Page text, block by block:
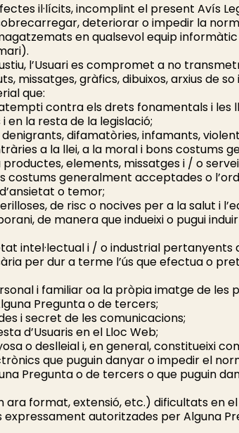
il·lícits, incomplint el present Avís
deteriorar o impedir la
en qualsevol equip
l’Usuari es compromet a no
missatges, gràfics, dibuixos, arxius de
que:
contra els drets fonamentals i les
la resta de la legislació;
difamatòries, infamants,
a la llei, a la moral i bons costums
elements, missatges i / o
costums generalment acceptades o
o temor;
de risc o nocives per a la salut i
de manera que indueixi o pugui
intel·lectual i / o industrial pertanyents
per dur a terme l’ús que efectua o
i familiar oa la pròpia imatge de les
Pregunta o de tercers;
i secret de les comunicacions;
d’Usuaris en el Lloc Web;
o deslleial i, en general, constitueixi
que puguin danyar o impedir el
Pregunta o de tercers o que puguin
format, extensió, etc.) dificultats en
expressament autoritzades per Alguna